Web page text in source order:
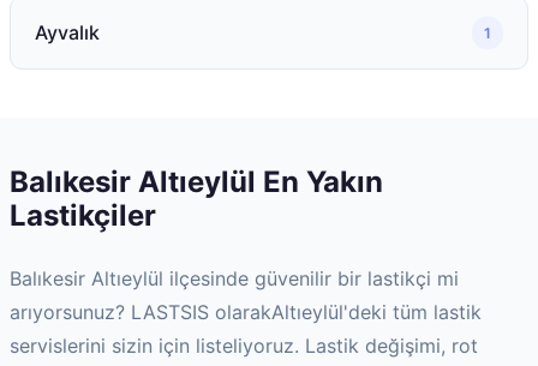
Ayvalık 1
Balıkesir Altıeylül En Yakın
Lastikçiler
Balıkesir Altıeylül ilçesinde güvenilir bir lastikçi mi
arıyorsunuz? LASTSIS olarakAltıeylül'deki tüm lastik
servislerini sizin için listeliyoruz. Lastik değişimi, rot